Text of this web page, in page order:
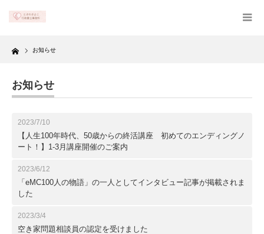
Home お知らせ
お知らせ
2023/7/10
【人生100年時代、50歳からの終活講座 初めてのエンディングノ
ート！】1-3月講座開催のご案内
2023/6/12
「eMC100人の物語」の一人としてインタビュー記事が掲載されま
した
2023/3/4
空き家問題相談員の認定を受けました